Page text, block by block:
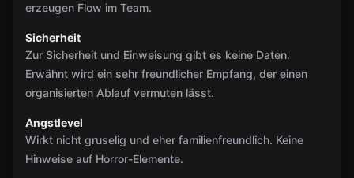
erzeugen Flow im Team.
Sicherheit
Zur Sicherheit und Einweisung gibt es keine Daten.
Erwähnt wird ein sehr freundlicher Empfang, der einen
organisierten Ablauf vermuten lässt.
Angstlevel
Wirkt nicht gruselig und eher familienfreundlich. Keine
Hinweise auf Horror-Elemente.